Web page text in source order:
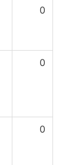
0
0
0